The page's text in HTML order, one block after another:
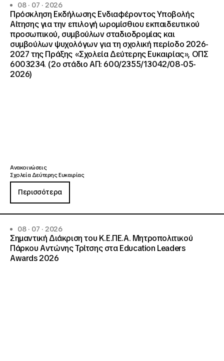
08 · 07 · 2026
Πρόσκληση Εκδήλωσης Ενδιαφέροντος Υποβολής
Αίτησης για την επιλογή ωρομίσθιου εκπαιδευτικού
προσωπικού, συμβούλων σταδιοδρομίας και
συμβούλων ψυχολόγων για τη σχολική περίοδο 2026-
2027 της Πράξης «Σχολεία Δεύτερης Ευκαιρίας», ΟΠΣ
6003234. (2ο στάδιο ΑΠ: 600/2355/13042/08-05-
2026)
Ανακοινώσεις
Σχολεία Δεύτερης Ευκαιρίας
Περισσότερα
08 · 07 · 2026
Σημαντική Διάκριση του Κ.Ε.ΠΕ.Α. Μητροπολιτικού
Πάρκου Αντώνης Τρίτσης στα Education Leaders
Awards 2026